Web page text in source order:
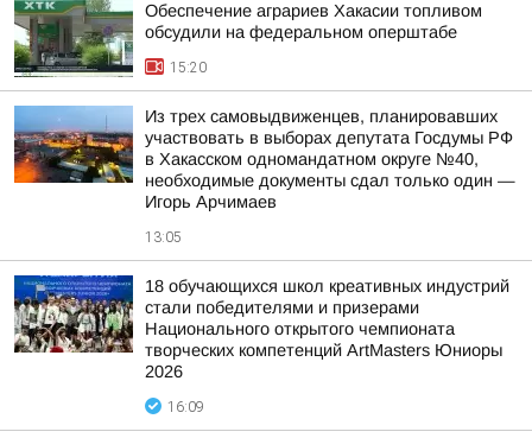
Обеспечение аграриев Хакасии топливом
обсудили на федеральном оперштабе
15:20
Из трех самовыдвиженцев, планировавших
участвовать в выборах депутата Госдумы РФ
в Хакасском одномандатном округе №40,
необходимые документы сдал только один —
Игорь Арчимаев
13:05
18 обучающихся школ креативных индустрий
стали победителями и призерами
Национального открытого чемпионата
творческих компетенций ArtMasters Юниоры
2026
16:09